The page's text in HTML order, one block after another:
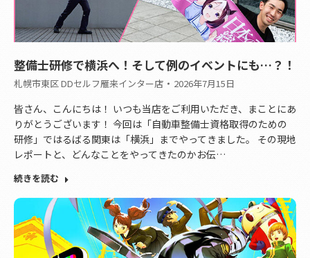
整備士研修で横浜へ！そして例のイベントにも…？！
札幌市東区 DDセルフ雁来インター店 2026年7月15日
皆さん、こんにちは！ いつも当店をご利用いただき、まことにあ
りがとうございます！ 今回は「自動車整備士資格取得のための
研修」ではるばる関東は「横浜」までやってきました。 その現地
レポートと、どんなことをやってきたのかお伝…
続きを読む